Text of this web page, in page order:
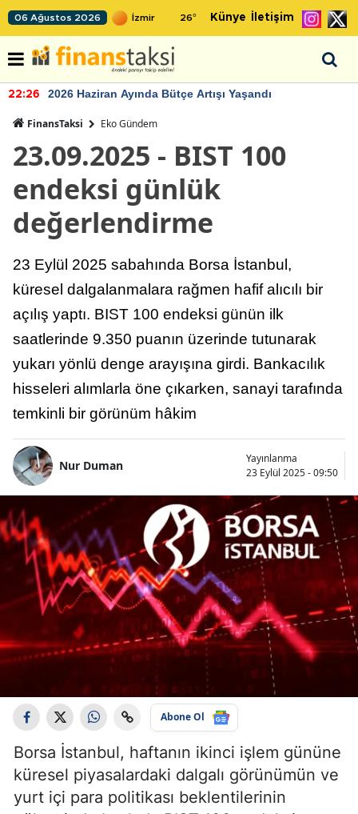
06 Ağustos 2026 26° Künye İletişim
22:26 2026 Haziran Ayında Bütçe Artışı Yaşandı
FinansTaksi Eko Gündem
23.09.2025 - BIST 100
endeksi günlük
değerlendirme
23 Eylül 2025 sabahında Borsa İstanbul,
küresel dalgalanmalara rağmen hafif alıcılı bir
açılış yaptı. BIST 100 endeksi günün ilk
saatlerinde 9.350 puanın üzerinde tutunarak
yukarı yönlü denge arayışına girdi. Bankacılık
hisseleri alımlarla öne çıkarken, sanayi tarafında
temkinli bir görünüm hâkim
Nur Duman
Yayınlanma
23 Eylül 2025 - 09:50
Abone Ol
Borsa İstanbul, haftanın ikinci işlem gününe
küresel piyasalardaki dalgalı görünümün ve
yurt içi para politikası beklentilerinin